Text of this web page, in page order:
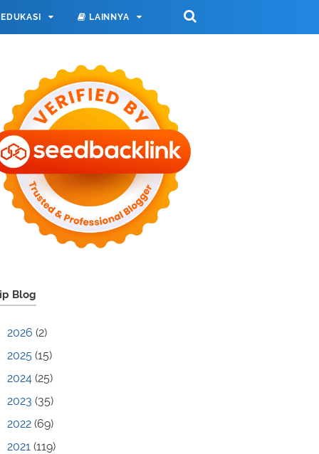
EDUKASI LAINNYA
Blog
2026 (2)
2025 (15)
2024 (25)
2023 (35)
2022 (69)
2021 (119)